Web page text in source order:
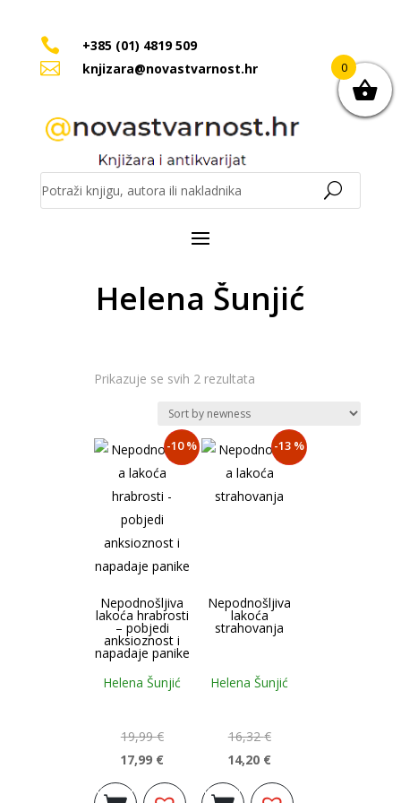
 +385 (01) 4819 509
 knjizara@novastvarnost.hr
Helena Šunjić
Prikazuje se svih 2 rezultataPoredano
-10 %
Nepodnošljiva
lakoća hrabrosti
– pobjedi
anksioznost i
napadaje panike
Helena Šunjić
19,99€
Izvorna
17,99 €
Trenutna
Dodaj u
-13 %
Nepodnošljiva
lakoća
strahovanja
Helena Šunjić
16,32€
Izvorna
14,20 €
Trenutna
Dodaj u
0